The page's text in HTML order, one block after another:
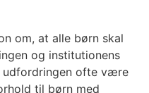
om, at alle børn skal
og institutionens
udfordringen ofte være
til børn med